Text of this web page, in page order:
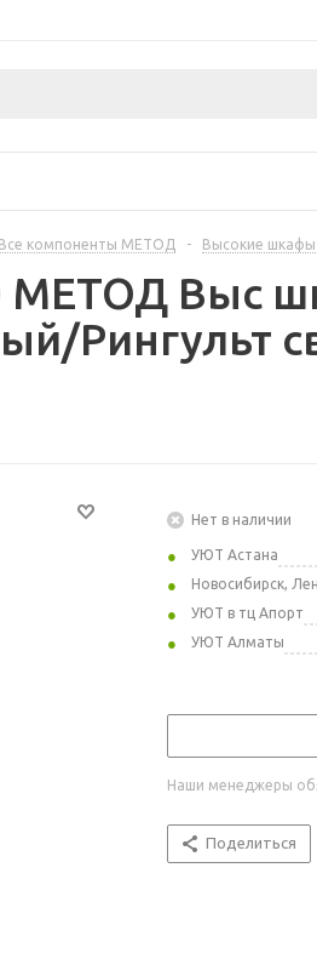
Все компоненты МЕТОД - Высокие
МЕТОД Выс
Рингульт
Нет в наличии
УЮТ Астана
Новосибирск,
УЮТ в тц Апорт
УЮТ Алматы
Наши менеджеры
Поделиться